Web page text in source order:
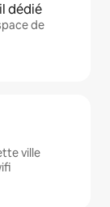
dédié
de
ville